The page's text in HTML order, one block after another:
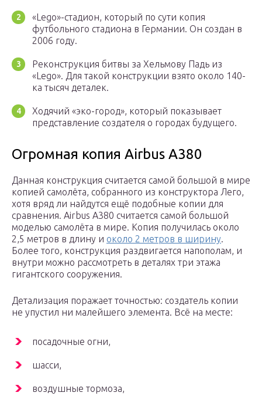
«Lego»-стадион, который по сути копия
футбольного стадиона в Германии. Он создан в
2006 году.
Реконструкция битвы за Хельмову Падь из
«Lego». Для такой конструкции взято около 140-
ка тысяч деталек.
Ходячий «эко-город», который показывает
представление создателя о городах будущего.
Огромная копия Airbus A380
Данная конструкция считается самой большой в мире
копией самолёта, собранного из конструктора Лего,
хотя вряд ли найдутся ещё подобные копии для
сравнения. Airbus A380 считается самой большой
моделью самолёта в мире. Копия получилась около
2,5 метров в длину и около 2 метров в ширину.
Более того, конструкция раздвигается напополам, и
внутри можно рассмотреть в деталях три этажа
гигантского сооружения.
Детализация поражает точностью: создатель копии
не упустил ни малейшего элемента. Всё на месте:
посадочные огни,
шасси,
воздушные тормоза,